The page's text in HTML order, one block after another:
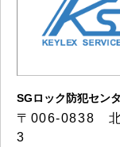
SGロック防犯セン
〒006-0838 北
3